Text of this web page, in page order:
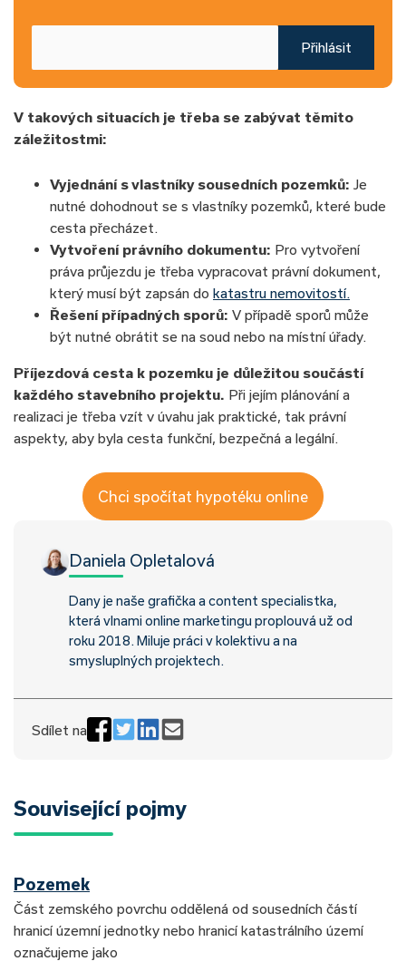
Přihlásit
V takových situacích je třeba se zabývat těmito
záležitostmi:
Vyjednání s vlastníky sousedních pozemků: Je
nutné dohodnout se s vlastníky pozemků, které bude
cesta přecházet.
Vytvoření právního dokumentu: Pro vytvoření
práva průjezdu je třeba vypracovat právní dokument,
který musí být zapsán do katastru nemovitostí.
Řešení případných sporů: V případě sporů může
být nutné obrátit se na soud nebo na místní úřady.
Příjezdová cesta k pozemku je důležitou součástí
každého stavebního projektu. Při jejím plánování a
realizaci je třeba vzít v úvahu jak praktické, tak právní
aspekty, aby byla cesta funkční, bezpečná a legální.
Chci spočítat hypotéku online
Daniela Opletalová
Dany je naše grafička a content specialistka,
která vlnami online marketingu proplouvá už od
roku 2018. Miluje práci v kolektivu a na
smysluplných projektech.
Sdílet na
Související pojmy
Pozemek
Část zemského povrchu oddělená od sousedních částí
hranicí územní jednotky nebo hranicí katastrálního území
označujeme jako